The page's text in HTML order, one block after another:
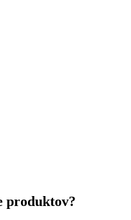
produktov?